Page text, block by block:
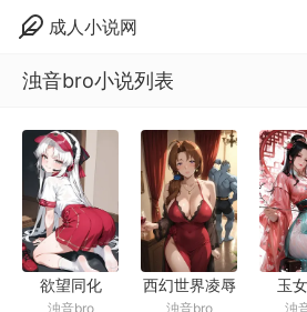
成人小说网
浊音bro小说列表
欲望同化
浊音bro
西幻世界凌辱
浊音bro
玉
浊